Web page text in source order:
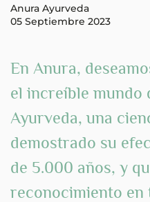
Anura Ayurveda
05 Septiembre 2023
En Anura,
el increíble mundo
Ayurveda, una
demostrado su
de 5.000 años, y
reconocimiento en